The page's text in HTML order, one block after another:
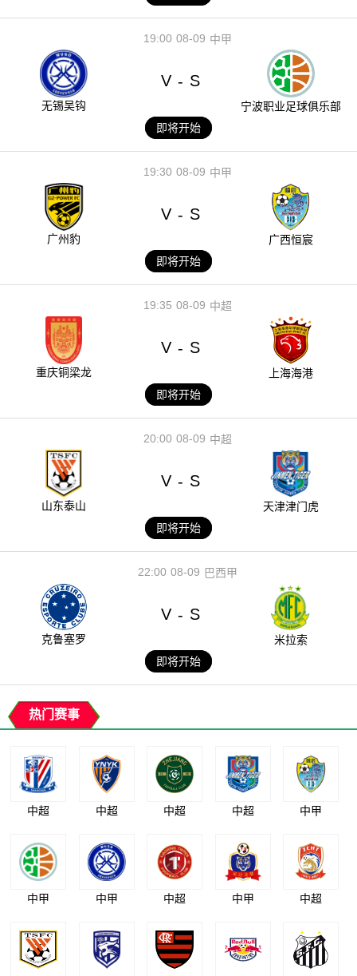
08-09
19:00 中甲
无锡吴钩
V - S
宁波职业足球俱乐部
即将开始
08-09
19:30 中甲
广州豹
V - S
广西恒宸
即将开始
08-09
19:35 中超
重庆铜梁龙
V - S
上海海港
即将开始
08-09
20:00 中超
山东泰山
V - S
天津津门虎
即将开始
08-09
22:00 巴西甲
克鲁塞罗
V - S
米拉索
即将开始
热门赛事
中超 中超 中超 中超 中甲
中甲 中甲 中超 中甲 中超